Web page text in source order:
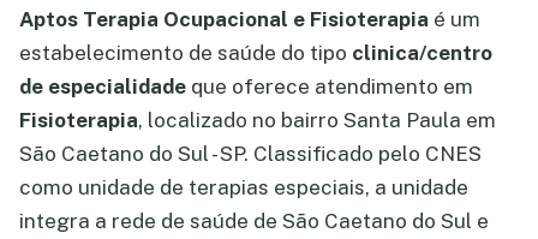
Aptos Terapia Ocupacional e Fisioterapia é um
estabelecimento de saúde do tipo clinica/centro
de especialidade que oferece atendimento em
Fisioterapia, localizado no bairro Santa Paula em
São Caetano do Sul - SP. Classificado pelo CNES
como unidade de terapias especiais, a unidade
integra a rede de saúde de São Caetano do Sul e